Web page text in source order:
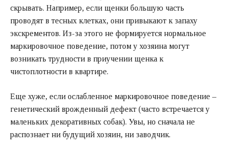
скрывать. Например, если щенки большую часть
проводят в тесных клетках, они привыкают к запаху
экскрементов. Из-за этого не формируется нормальное
маркировочное поведение, потом у хозяина могут
возникать трудности в приучении щенка к
чистоплотности в квартире.
Еще хуже, если ослабленное маркировочное поведение –
генетический врожденный дефект (часто встречается у
маленьких декоративных собак). Увы, но сначала не
распознает ни будущий хозяин, ни заводчик.